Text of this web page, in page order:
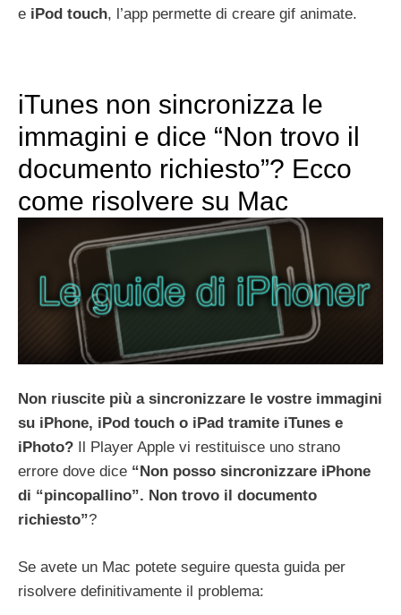
e iPod touch, l’app permette di creare gif animate.
iTunes non sincronizza le
immagini e dice “Non trovo il
documento richiesto”? Ecco
come risolvere su Mac
Non riuscite più a sincronizzare le vostre immagini
su iPhone, iPod touch o iPad tramite iTunes e
iPhoto? Il Player Apple vi restituisce uno strano
errore dove dice “Non posso sincronizzare iPhone
di “pincopallino”. Non trovo il documento
richiesto”?
Se avete un Mac potete seguire questa guida per
risolvere definitivamente il problema: